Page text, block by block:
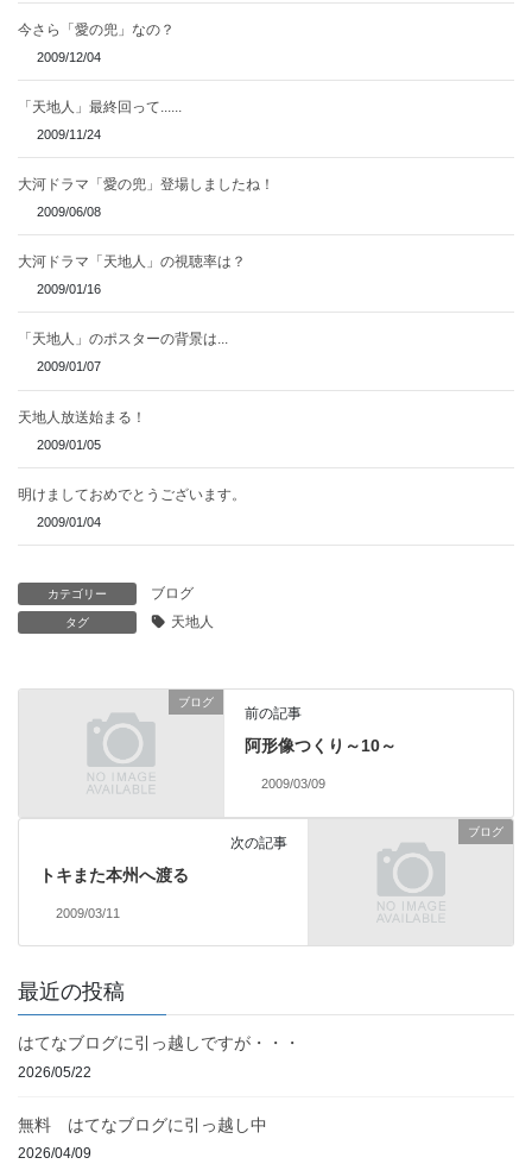
今さら「愛の兜」なの？
2009/12/04
「天地人」最終回って......
2009/11/24
大河ドラマ「愛の兜」登場しましたね！
2009/06/08
大河ドラマ「天地人」の視聴率は？
2009/01/16
「天地人」のポスターの背景は...
2009/01/07
天地人放送始まる！
2009/01/05
明けましておめでとうございます。
2009/01/04
カテゴリー ブログ
タグ 天地人
ブログ
前の記事
阿形像つくり～10～
2009/03/09
ブログ
次の記事
トキまた本州へ渡る
2009/03/11
最近の投稿
はてなブログに引っ越しですが・・・
2026/05/22
無料 はてなブログに引っ越し中
2026/04/09